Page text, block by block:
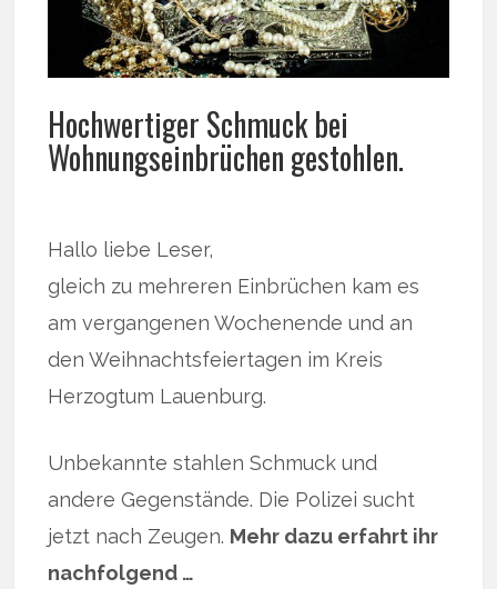
Hochwertiger Schmuck bei
Wohnungseinbrüchen gestohlen.
Hallo liebe Leser,
gleich zu mehreren Einbrüchen kam es
am vergangenen Wochenende und an
den Weihnachtsfeiertagen im Kreis
Herzogtum Lauenburg.
Unbekannte stahlen Schmuck und
andere Gegenstände. Die Polizei sucht
jetzt nach Zeugen. Mehr dazu erfahrt ihr
nachfolgend …